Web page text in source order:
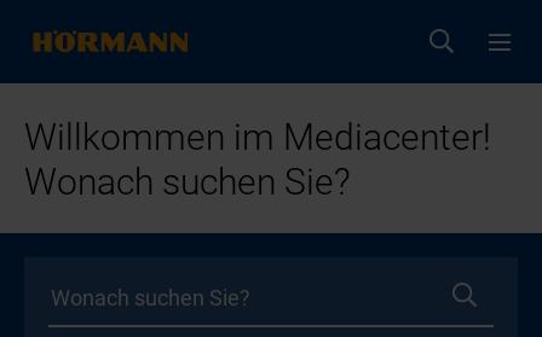
Willkommen im Mediacenter!
Wonach suchen Sie?